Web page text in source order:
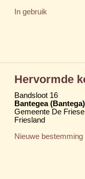
In gebruik
Hervormde
Bandsloot 16
Bantegea (Bantega)
Gemeente De
Friesland
Nieuwe bestemming